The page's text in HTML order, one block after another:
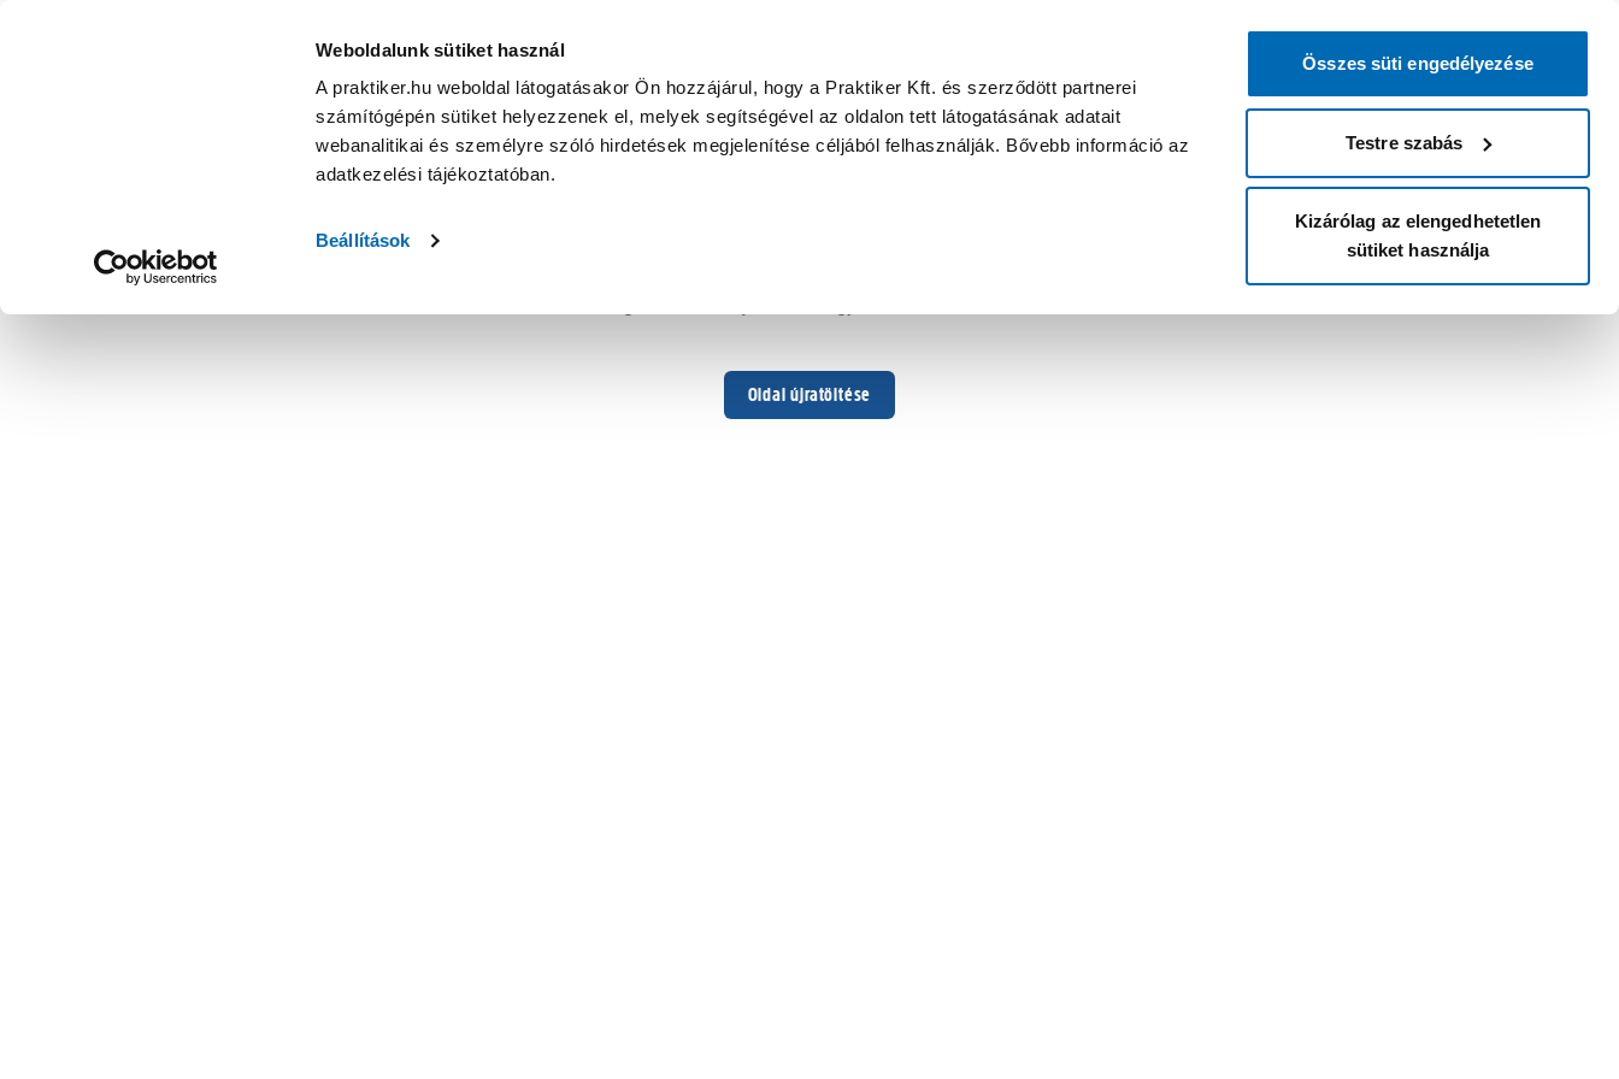
Weboldalunk sütiket használ
A praktiker.hu weboldal látogatásakor Ön hozzájárul, hogy a Praktiker Kft. és szerződött partnerei
számítógépén sütiket helyezzenek el, melyek segítségével az oldalon tett látogatásának adatait
webanalitikai és személyre szóló hirdetések megjelenítése céljából felhasználják. Bővebb információ az
adatkezelési tájékoztatóban.
Beállítások
Összes süti engedélyezése
Testre szabás
Kizárólag az elengedhetetlen
sütiket használja
Oldal újratöltése